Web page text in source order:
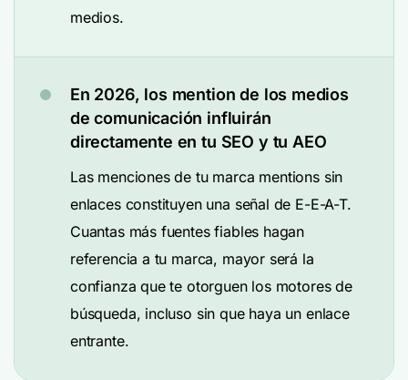
medios.
En 2026, los mention de los medios
de comunicación influirán
directamente en tu SEO y tu AEO
Las menciones de tu marca mentions sin
enlaces constituyen una señal de E-E-A-T.
Cuantas más fuentes fiables hagan
referencia a tu marca, mayor será la
confianza que te otorguen los motores de
búsqueda, incluso sin que haya un enlace
entrante.